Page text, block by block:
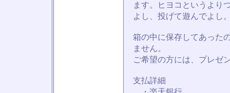
ます。ヒヨコというより
よし、投げて遊んでよし
箱の中に保存してあった
ません。
ご希望の方には、プレゼ
支払詳細